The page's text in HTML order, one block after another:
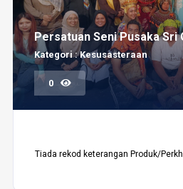
Persatuan Seni Pusaka Sri
Kategori : Kesusasteraan
0
Tiada rekod keterangan Produk/